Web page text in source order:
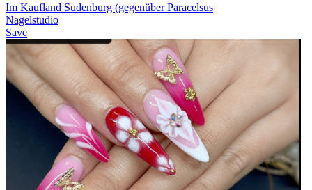
Im Kaufland Sudenburg (gegenüber Paracelsus
Nagelstudio
Save